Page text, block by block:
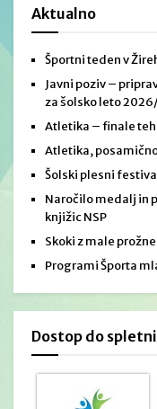
Aktualno
Športni teden v
Javni poziv –
za šolsko leto
Atletika – finale
Atletika,
Šolski plesni
Naročilo medalj in
knjižic NSP
Skoki z male
Programi Športa
Dostop do